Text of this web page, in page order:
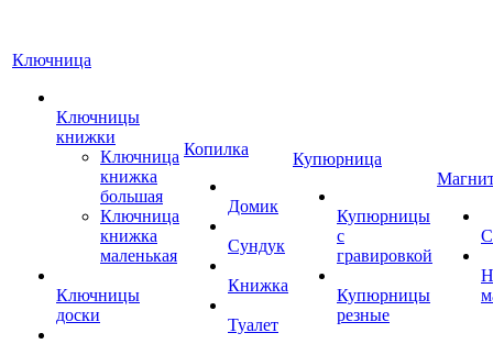
Ключница
Ключницы
книжки
Ключница
книжка
большая
Ключница
книжка
маленькая
Ключницы
доски
Копилка
Домик
Сундук
Книжка
Туалет
Купюрница
Купюрницы
с
гравировкой
Купюрницы
резные